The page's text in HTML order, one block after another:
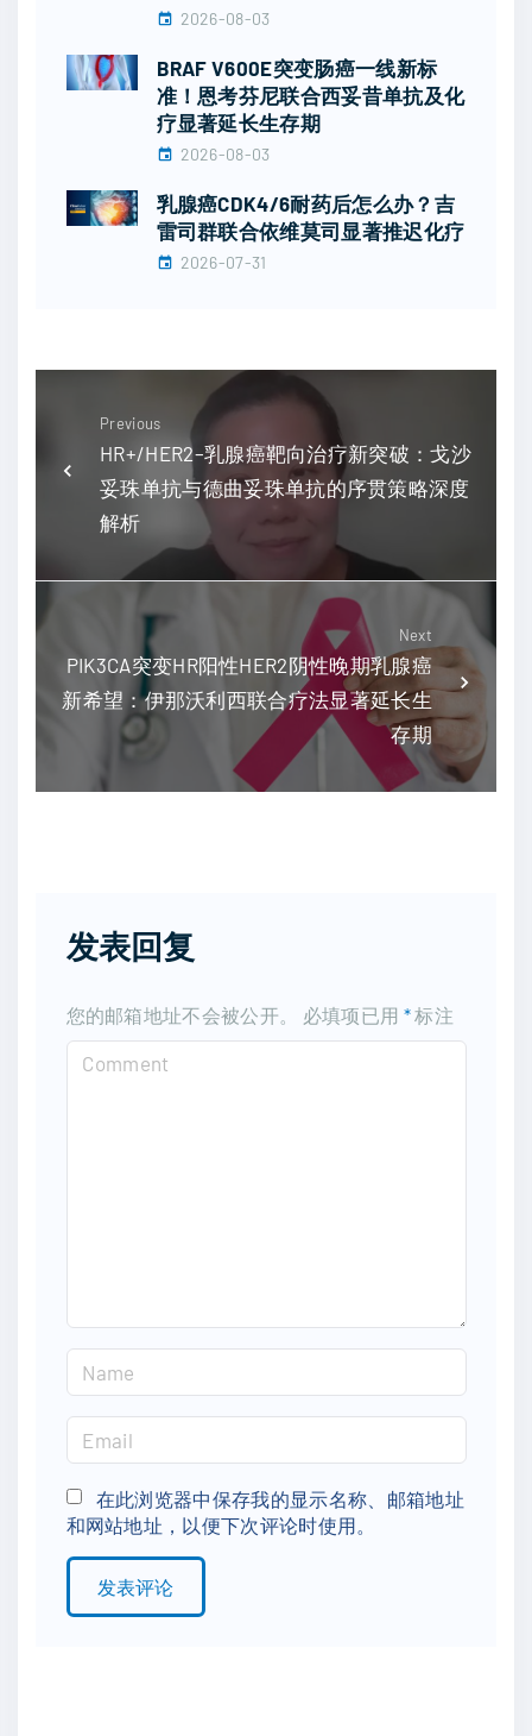
2026-08-03
BRAF V600E突变肠癌一线新标
准！恩考芬尼联合西妥昔单抗及化
疗显著延长生存期
2026-08-03
乳腺癌CDK4/6耐药后怎么办？吉
雷司群联合依维莫司显著推迟化疗
2026-07-31
Previous
HR+/HER2–乳腺癌靶向治疗新突破：戈沙
妥珠单抗与德曲妥珠单抗的序贯策略深度
解析
Next
PIK3CA突变HR阳性HER2阴性晚期乳腺癌
新希望：伊那沃利西联合疗法显著延长生
存期
发表回复
您的邮箱地址不会被公开。 必填项已用 *标注
a
e
*
m
a
i
l
在此浏览器中保存我的显示名称、邮箱地址
和网站地址，以便下次评论时使用。